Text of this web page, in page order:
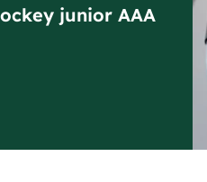
junior AAA